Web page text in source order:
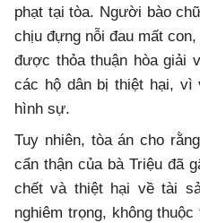
phạt tại tòa. Người bào
chịu đựng nỗi đau mất
được thỏa thuận hòa giải
các hộ dân bị thiệt hại, vì
hình sự.
Tuy nhiên, tòa án cho
cẩn thận của bà Triệu đã
chết và thiệt hại về tài
nghiêm trọng, không